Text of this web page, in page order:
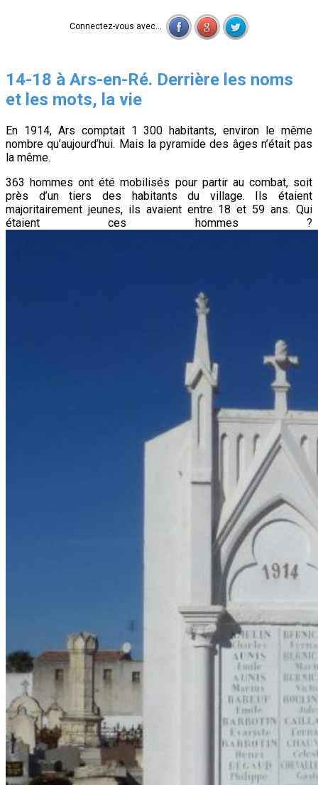
Connectez-vous avec...
14-18 à Ars-en-Ré. Derrière les noms
et les mots, la vie
En 1914, Ars comptait 1 300 habitants, environ le même
nombre qu’aujourd’hui. Mais la pyramide des âges n’était pas
la même.
363 hommes ont été mobilisés pour partir au combat, soit
près d’un tiers des habitants du village. Ils étaient
majoritairement jeunes, ils avaient entre 18 et 59 ans. Qui
étaient ces hommes ?